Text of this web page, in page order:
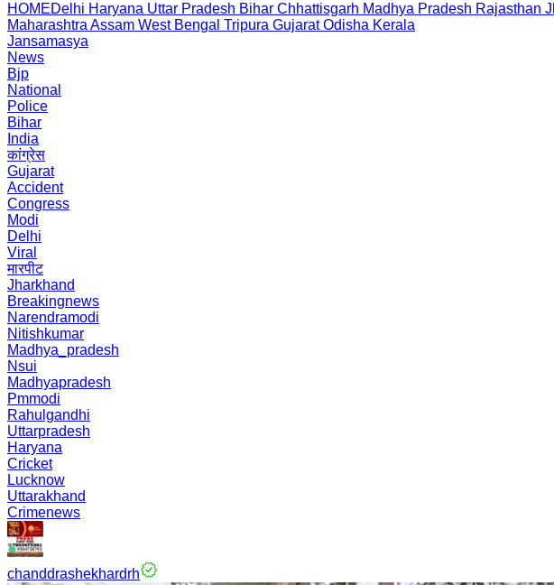
HOMEDelhi Haryana Uttar Pradesh Bihar Chhattisgarh Madhya Pradesh Rajasthan
Maharashtra Assam West Bengal Tripura Gujarat Odisha Kerala
Jansamasya
News
Bjp
National
Police
Bihar
India
कांग्रेस
Gujarat
Accident
Congress
Modi
Delhi
Viral
मारपीट
Jharkhand
Breakingnews
Narendramodi
Nitishkumar
Madhya_pradesh
Nsui
Madhyapradesh
Pmmodi
Rahulgandhi
Uttarpradesh
Haryana
Cricket
Lucknow
Uttarakhand
Crimenews
chanddrashekhardrh